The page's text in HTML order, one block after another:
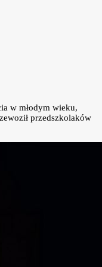
w młodym wieku,
przedszkolaków